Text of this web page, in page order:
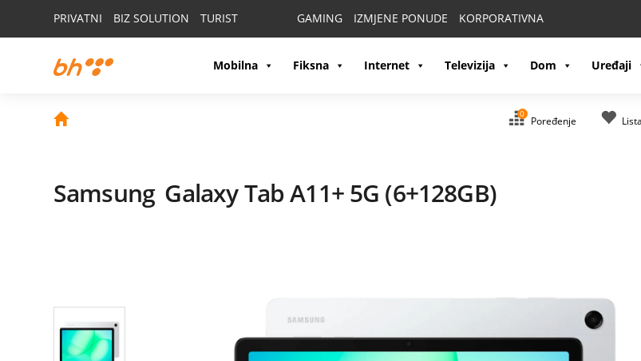
PRIVATNI BIZ SOLUTION TURIST GAMING IZMJENE PONUDE KORPORATIVNA
Mobilna Fiksna Internet Televizija Dom Uređaji
0
Poređenje
Samsung Galaxy Tab A11+ 5G (6+128GB)